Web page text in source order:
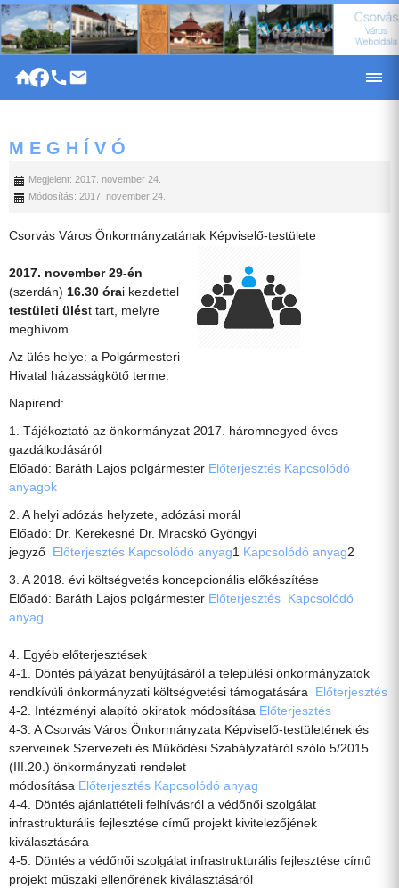
|
M E G H Í V Ó
Megjelent: 2017. november 24.
Módosítás: 2017. november 24.
Csorvás Város Önkormányzatának Képviselő-testülete
2017. november 29-én
(szerdán) 16.30 órai kezdettel
testületi ülést tart, melyre
meghívom.
Az ülés helye: a Polgármesteri
Hivatal házasságkötő terme.
Napirend:
1. Tájékoztató az önkormányzat 2017. háromnegyed éves
gazdálkodásáról
Előadó: Baráth Lajos polgármester Előterjesztés Kapcsolódó
anyagok
2. A helyi adózás helyzete, adózási morál
Előadó: Dr. Kerekesné Dr. Mracskó Gyöngyi
jegyző Előterjesztés Kapcsolódó anyag1 Kapcsolódó anyag2
3. A 2018. évi költségvetés koncepcionális előkészítése
Előadó: Baráth Lajos polgármester Előterjesztés Kapcsolódó
anyag
4. Egyéb előterjesztések
4-1. Döntés pályázat benyújtásáról a települési önkormányzatok
rendkívüli önkormányzati költségvetési támogatására Előterjesztés
4-2. Intézményi alapító okiratok módosítása Előterjesztés
4-3. A Csorvás Város Önkormányzata Képviselő-testületének és
szerveinek Szervezeti és Működési Szabályzatáról szóló 5/2015.
(III.20.) önkormányzati rendelet
módosítása Előterjesztés Kapcsolódó anyag
4-4. Döntés ajánlattételi felhívásról a védőnői szolgálat
infrastrukturális fejlesztése című projekt kivitelezőjének
kiválasztására
4-5. Döntés a védőnői szolgálat infrastrukturális fejlesztése című
projekt műszaki ellenőrének kiválasztásáról